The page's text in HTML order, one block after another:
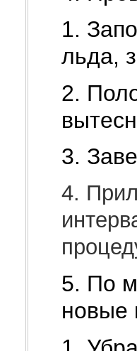
1.
льда,
2.
3.
4.
5. По
новые